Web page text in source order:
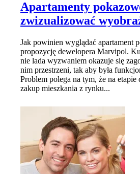
Apartamenty
zwizualizować
Jak powinien wyglądać apartament
propozycję dewelopera Marvipol.
nie lada wyzwaniem okazuje się
nim przestrzeni, tak aby była
Problem polega na tym, że na etapie
zakup mieszkania z rynku...